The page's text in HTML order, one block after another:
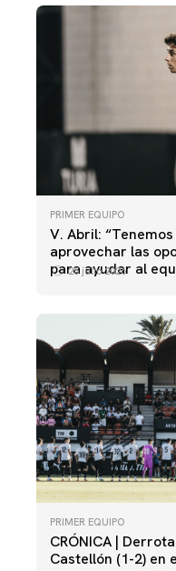
PRIMER EQUIPO
V. Abril:
aprovechar las
para ayudar al
25 julio 2026
PRIMER EQUIPO
CRÓNICA |
Castellón (1-2) en